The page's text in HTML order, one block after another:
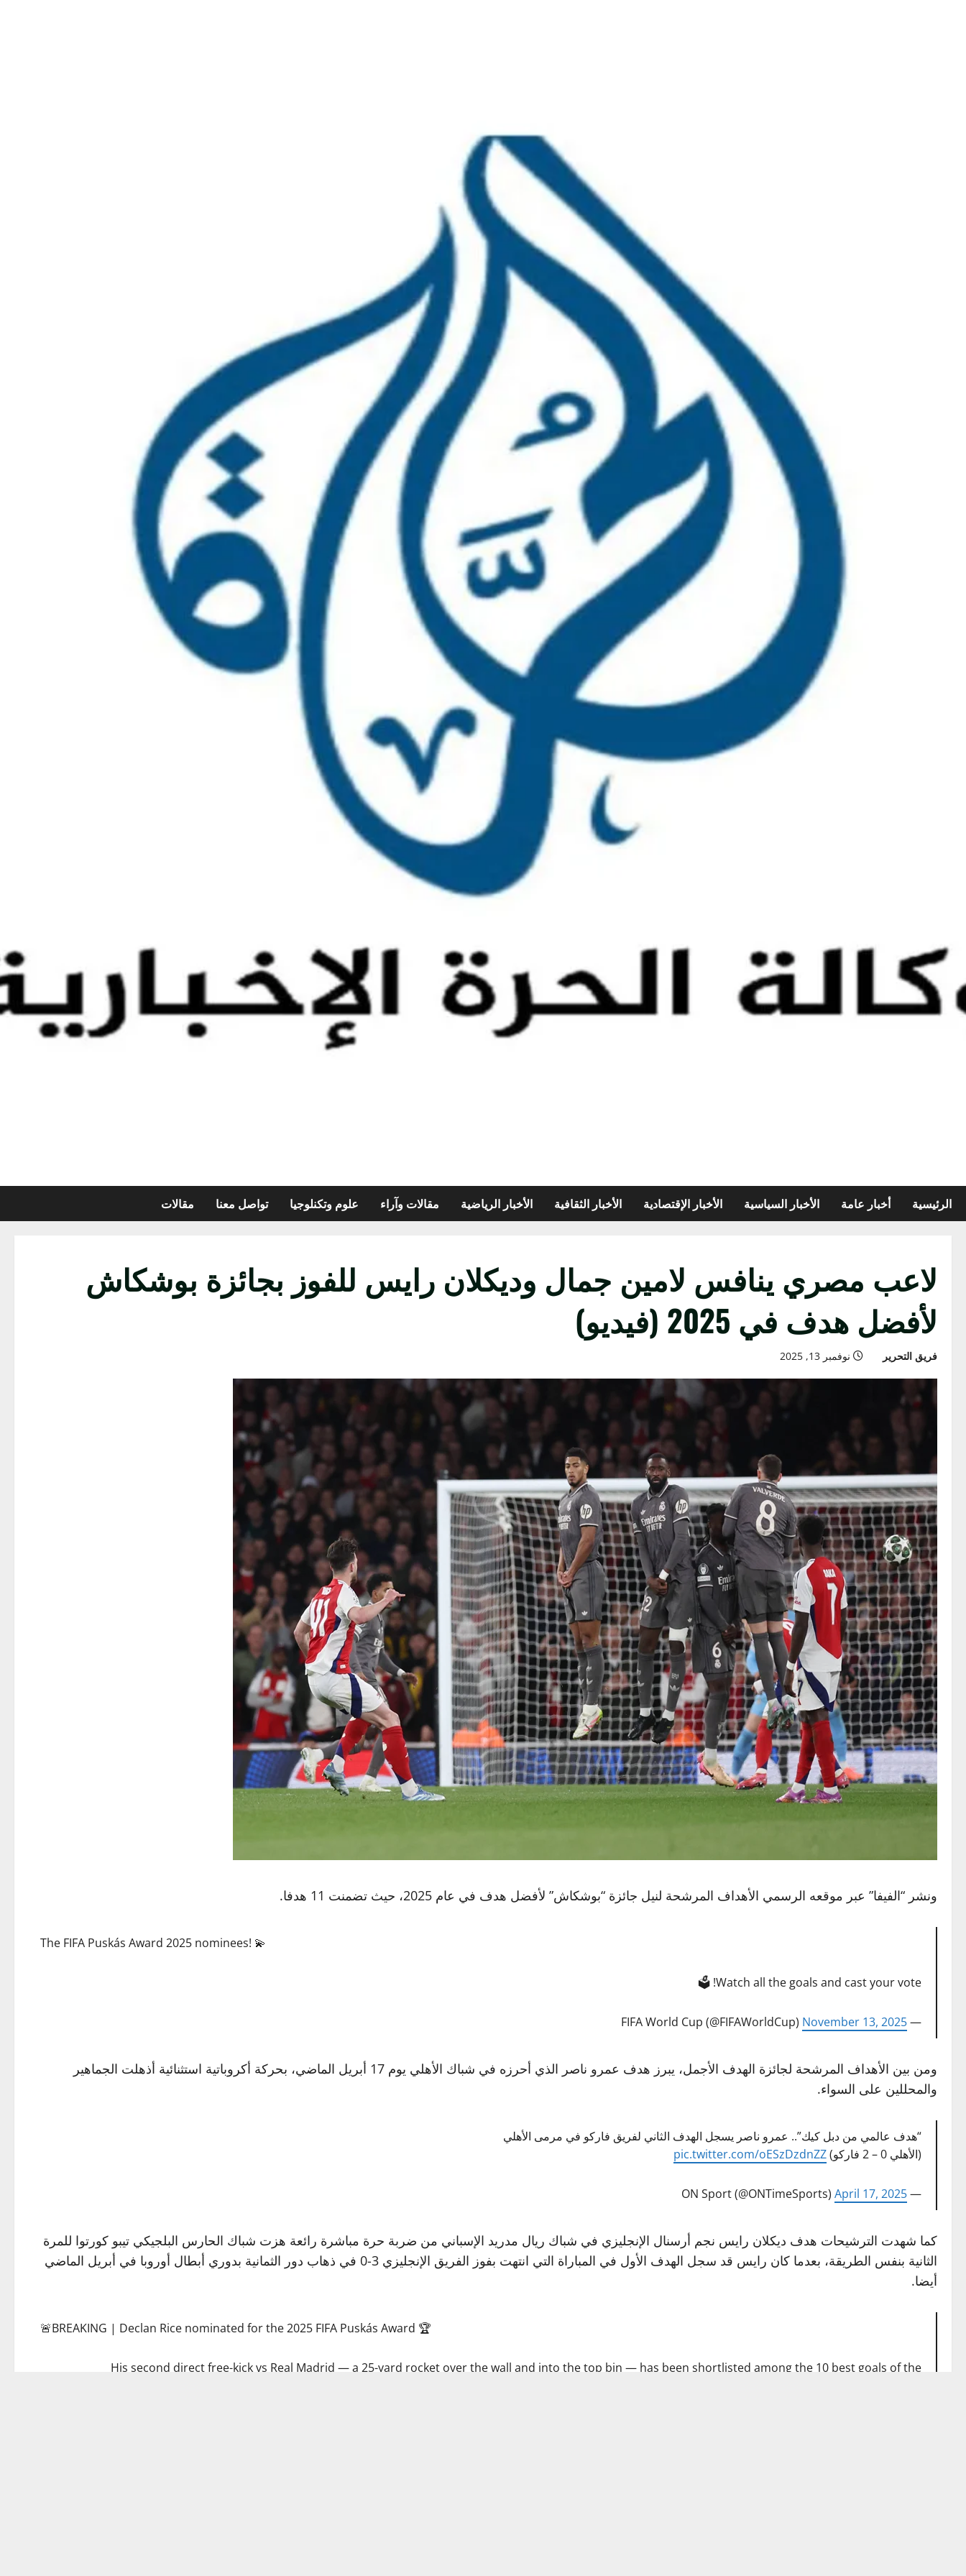
الرئيسية أخبار عامة الأخبار السياسية الأخبار الإقتصادية الأخبار الثقافية الأخبار الرياضية مقالات وآراء علوم وتكنلوجيا تواصل معنا مقالات
لاعب مصري ينافس لامين جمال وديكلان رايس للفوز بجائزة بوشكاش
لأفضل هدف في 2025 (فيديو)
فريق التحرير نوفمبر 13, 2025
ونشر “الفيفا” عبر موقعه الرسمي الأهداف المرشحة لنيل جائزة “بوشكاش” لأفضل هدف في عام 2025، حيث تضمنت 11 هدفا.
The FIFA Puskás Award 2025 nominees! 💫
Watch all the goals and cast your vote! 🗳️
— FIFA World Cup (@FIFAWorldCup)
November 13, 2025
ومن بين الأهداف المرشحة لجائزة الهدف الأجمل، يبرز هدف عمرو ناصر الذي أحرزه في شباك الأهلي يوم 17 أبريل الماضي، بحركة أكروباتية استثنائية أذهلت الجماهير
والمحللين على السواء.
“هدف عالمي من دبل كيك”.. عمرو ناصر يسجل الهدف الثاني لفريق فاركو في مرمى الأهلي
(الأهلي 0 – 2 فاركو)
pic.twitter.com/oESzDzdnZZ
— ON Sport (@ONTimeSports)
April 17, 2025
كما شهدت الترشيحات هدف ديكلان رايس نجم أرسنال الإنجليزي في شباك ريال مدريد الإسباني من ضربة حرة مباشرة رائعة هزت شباك الحارس البلجيكي تيبو كورتوا للمرة
الثانية بنفس الطريقة، بعدما كان رايس قد سجل الهدف الأول في المباراة التي انتهت بفوز الفريق الإنجليزي 3-0 في ذهاب دور الثمانية بدوري أبطال أوروبا في أبريل الماضي
أيضا.
🚨BREAKING | Declan Rice nominated for the 2025 FIFA Puskás Award 🏆
His second direct free-kick vs Real Madrid — a 25-yard rocket over the wall and into the top bin — has been shortlisted among the 10 best goals of the